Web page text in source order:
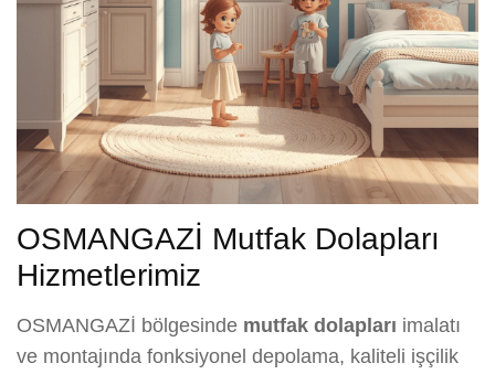
OSMANGAZİ Mutfak Dolapları
Hizmetlerimiz
OSMANGAZİ bölgesinde mutfak dolapları imalatı
ve montajında fonksiyonel depolama, kaliteli işçilik